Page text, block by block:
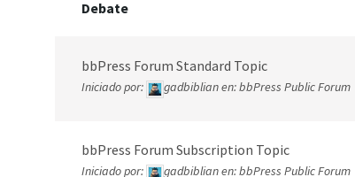
Debate
bbPress Forum Standard Topic
Iniciado por: gadbiblianen:bbPress Public Forum
bbPress Forum Subscription Topic
Iniciado por: gadbiblianen:bbPress Public Forum